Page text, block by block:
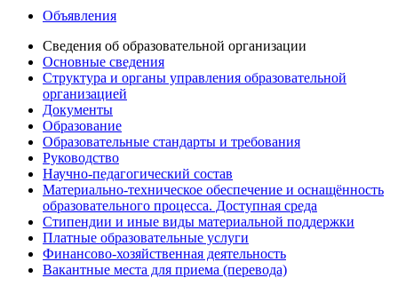
Объявления
Сведения об образовательной организации
Основные сведения
Структура и органы управления образовательной
организацией
Документы
Образование
Образовательные стандарты и требования
Руководство
Научно-педагогический состав
Материально-техническое обеспечение и оснащённость
образовательного процесса. Доступная среда
Стипендии и иные виды материальной поддержки
Платные образовательные услуги
Финансово-хозяйственная деятельность
Вакантные места для приема (перевода)